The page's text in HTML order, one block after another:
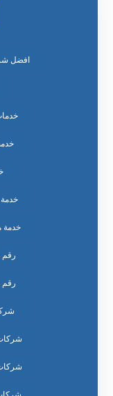
افضل
خدمة
رقم
رقم